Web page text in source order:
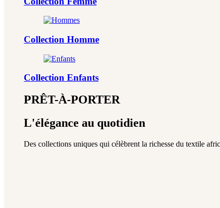
Collection Homme
Collection Enfants
PRÊT-À-PORTER
L'élégance au quotidien
Des collections uniques qui célèbrent la richesse du textile